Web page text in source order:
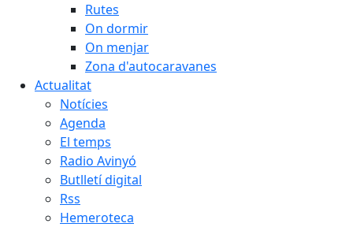
Rutes
On dormir
On menjar
Zona d'autocaravanes
Actualitat
Notícies
Agenda
El temps
Radio Avinyó
Butlletí digital
Rss
Hemeroteca